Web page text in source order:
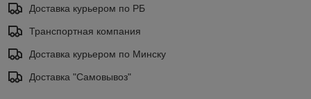
Доставка курьером по РБ
Транспортная компания
Доставка курьером по Минску
Доставка "Самовывоз"